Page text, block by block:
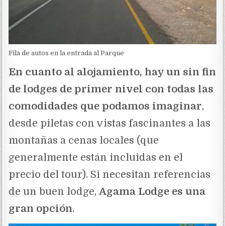
Fila de autos en la entrada al Parque
En cuanto al alojamiento, hay un sin fin
de lodges de primer nivel con todas las
comodidades que podamos imaginar,
desde piletas con vistas fascinantes a las
montañas a cenas locales (que
generalmente están incluidas en el
precio del tour). Si necesitan referencias
de un buen lodge,Agama Lodge es una
gran opción.